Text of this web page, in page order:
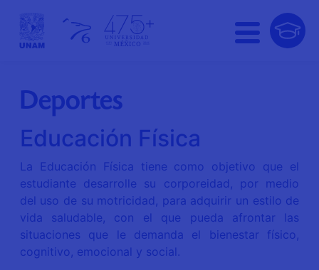
Deportes
Educación Física
La Educación Física tiene como objetivo que el
estudiante desarrolle su corporeidad, por medio
del uso de su motricidad, para adquirir un estilo de
vida saludable, con el que pueda afrontar las
situaciones que le demanda el bienestar físico,
cognitivo, emocional y social.